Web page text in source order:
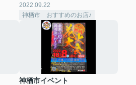
2022.09.22
神栖市 おすすめのお店♪
神栖市イベント